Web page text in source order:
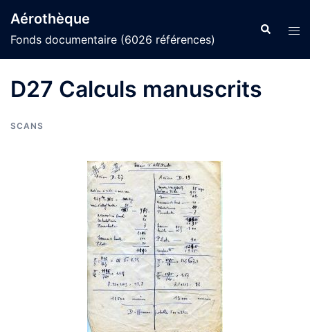
au
contenu
Aérothèque
Fonds documentaire (6026 références)
D27 Calculs manuscrits
SCANS